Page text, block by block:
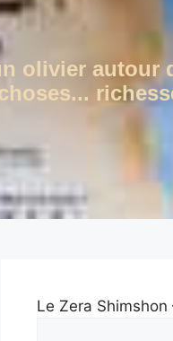
olivier autour
Le Zera Shimshon